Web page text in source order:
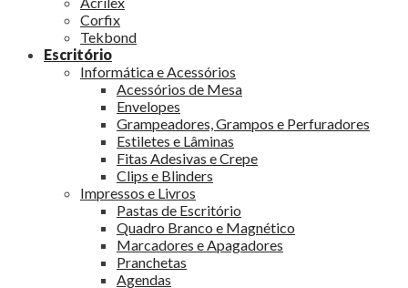
Corfix
Tekbond
Escritório
Informática e Acessórios
Acessórios de Mesa
Envelopes
Grampeadores, Grampos e Perfuradores
Estiletes e Lâminas
Fitas Adesivas e Crepe
Clips e Blinders
Impressos e Livros
Pastas de Escritório
Quadro Branco e Magnético
Marcadores e Apagadores
Pranchetas
Agendas